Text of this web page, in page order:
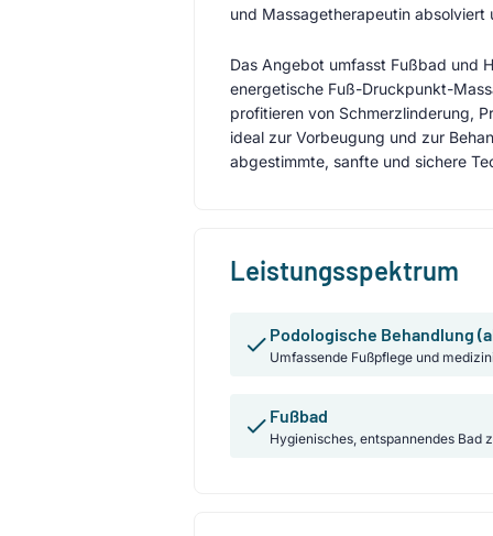
und Massagetherapeutin absolviert
Das Angebot umfasst Fußbad und
energetische Fuß-Druckpunkt-
profitieren von Schmerzlinderung,
ideal zur Vorbeugung und zur
abgestimmte, sanfte und sichere
Leistungsspektrum
Podologische Behandlung
Umfassende Fußpflege und
Fußbad
Hygienisches, entspannendes Bad